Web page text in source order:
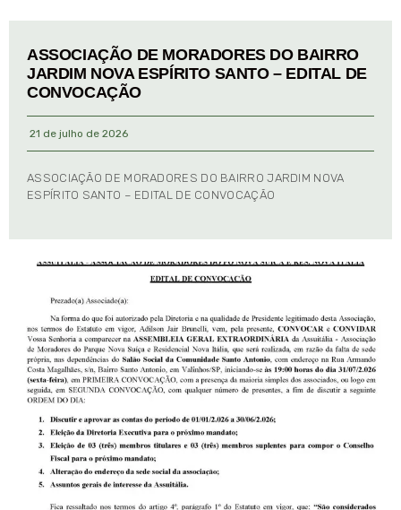
ASSOCIAÇÃO DE MORADORES DO BAIRRO
JARDIM NOVA ESPÍRITO SANTO – EDITAL DE
CONVOCAÇÃO
21 de julho de 2026
ASSOCIAÇÃO DE MORADORES DO BAIRRO JARDIM NOVA
ESPÍRITO SANTO – EDITAL DE CONVOCAÇÃO